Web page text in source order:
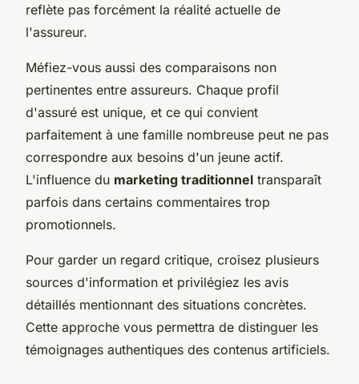
reflète pas forcément la réalité actuelle de
l'assureur.
Méfiez-vous aussi des comparaisons non
pertinentes entre assureurs. Chaque profil
d'assuré est unique, et ce qui convient
parfaitement à une famille nombreuse peut ne pas
correspondre aux besoins d'un jeune actif.
L'influence du marketing traditionnel transparaît
parfois dans certains commentaires trop
promotionnels.
Pour garder un regard critique, croisez plusieurs
sources d'information et privilégiez les avis
détaillés mentionnant des situations concrètes.
Cette approche vous permettra de distinguer les
témoignages authentiques des contenus artificiels.